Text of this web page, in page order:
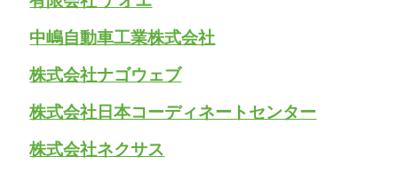
中嶋自動車工業株式会社
株式会社ナゴウェブ
株式会社日本コーディネートセンター
株式会社ネクサス